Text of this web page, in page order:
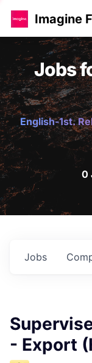
Imagine
Jobs
English-1st.
0
Jobs
- Export